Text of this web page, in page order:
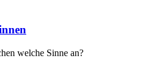
welche Sinne an?